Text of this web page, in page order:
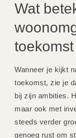
Wat
toekomst
Wanneer je kijkt
toekomst, zie je
bij zijn ambities.
maar ook met
steeds verder
genoeg rust om